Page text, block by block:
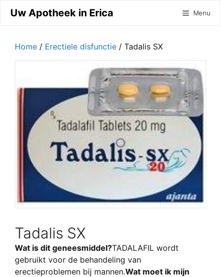
naar
inhoud
Uw Apotheek in Erica Menu
Home / Erectiele disfunctie / Tadalis SX
Tadalis SX
Wat is dit geneesmiddel?TADALAFIL wordt
gebruikt voor de behandeling van
erectieproblemen bij mannen.Wat moet ik mijn